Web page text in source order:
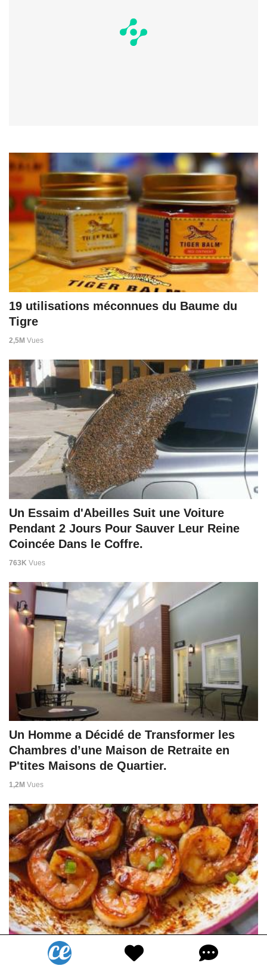
19 utilisations méconnues du Baume du
Tigre
2,5M Vues
Un Essaim d'Abeilles Suit une Voiture
Pendant 2 Jours Pour Sauver Leur Reine
Coincée Dans le Coffre.
763K Vues
Un Homme a Décidé de Transformer les
Chambres d’une Maison de Retraite en
P'tites Maisons de Quartier.
1,2M Vues
Facile et prête en 20 min : la délicieuse